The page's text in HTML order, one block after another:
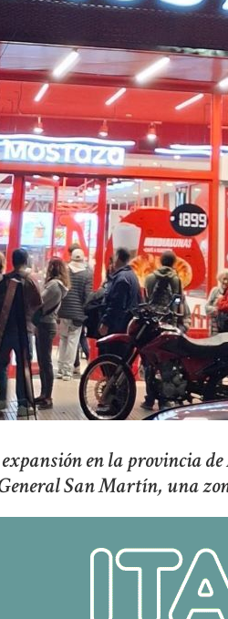
en la provincia
San Martín, una